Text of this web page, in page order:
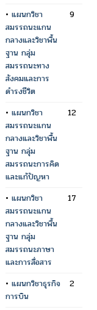
• แผนกวิชา
สมรรถนะแกน
กลางและวิชาพื้น
ฐาน กลุ่ม
สมรรถนะทาง
สังคมและการ
ดำรงชีวิต
9
• แผนกวิชา
สมรรถนะแกน
กลางและวิชาพื้น
ฐาน กลุ่ม
สมรรถนะการคิด
และแก้ปัญหา
12
• แผนกวิชา
สมรรถนะแกน
กลางและวิชาพื้น
ฐาน กลุ่ม
สมรรถนะภาษา
และการสื่อสาร
17
• แผนกวิชาธุรกิจ
การบิน
2